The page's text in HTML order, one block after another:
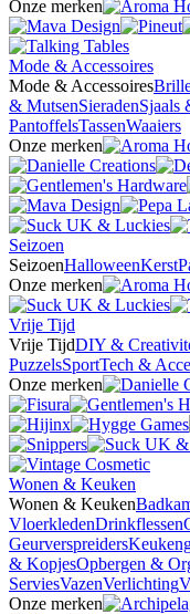
Onze merken
Mode & Accessoires
Mode & Accessoires
& MutsenSieradenSjaals
PantoffelsTassenWaaiers
Onze merken
Seizoen
SeizoenHalloweenKerst
Onze merken
Vrije Tijd
Vrije TijdDIY &
PuzzelsSportTech &
Onze merken
Wonen & Keuken
Wonen & Keuken
VloerkledenDrinkflessen
Geurverspreiders
& KopjesOpbergen &
ServiesVazenVerlichting
Onze merken